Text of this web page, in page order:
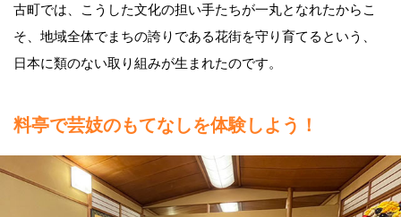
古町では、こうした文化の担い手たちが一丸となれたからこ
そ、地域全体でまちの誇りである花街を守り育てるという、
日本に類のない取り組みが生まれたのです。
料亭で芸妓のもてなしを体験しよう！